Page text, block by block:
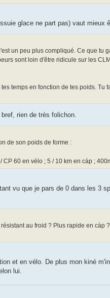
glace ne part pas) vaut mieux
un peu plus compliqué. Ce que tu
sont loin d'être ridicule sur les
temps en fonction de tes poids. Tu
rien de très folichon.
de son poids de forme :
60 en vélo ; 5 / 10 km en càp ;
vu que je pars de 0 dans les 3
au froid ? Plus rapide en càp
et en vélo. De plus mon kiné
lui.